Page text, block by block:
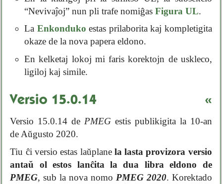
“Nevivaĵoj” nun pli trafe nomiĝas Figura UL.
La Enkonduko estas prilaborita kaj kompletigita
okaze de la nova papera eldono.
En kelketaj lokoj mi faris korektojn de uskleco,
ligiloj kaj simile.
Versio 15.0.14 «
Versio 15.0.14 dePMEG estis publikigita la 10-an
de Aŭgusto 2020.
Tiu ĉi versio estas laŭplane la lasta provizora versio
antaŭ ol estos lanĉita la dua libra eldono de
PMEG, sub la nova nomo PMEG 2020. Korektado